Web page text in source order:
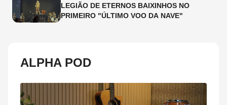
LEGIÃO DE ETERNOS BAIXINHOS NO
PRIMEIRO "ÚLTIMO VOO DA NAVE"
ALPHA POD